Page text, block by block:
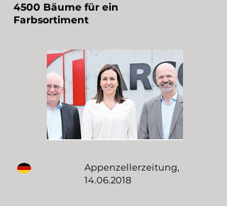
4500 Bäume für ein
Farbsortiment
Appenzellerzeitung,
14.06.2018